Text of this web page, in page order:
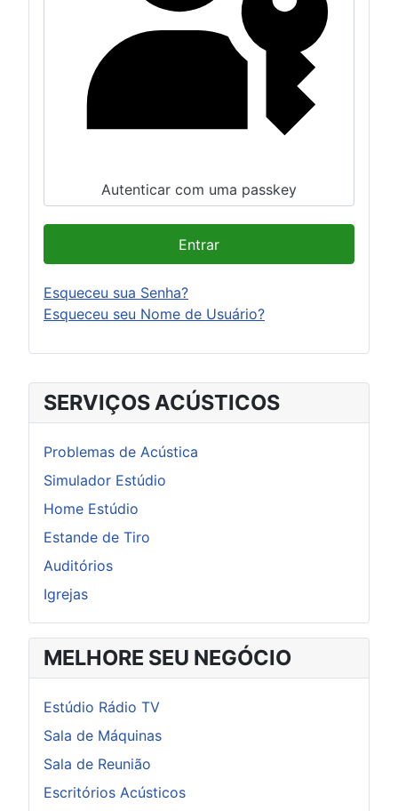
SERVIÇOS ACÚSTICOS
Problemas de Acústica
Simulador Estúdio
Home Estúdio
Estande de Tiro
Auditórios
Igrejas
MELHORE SEU NEGÓCIO
Estúdio Rádio TV
Sala de Máquinas
Sala de Reunião
Escritórios Acústicos
Autenticar com uma passkey
Entrar
Esqueceu sua Senha?
Esqueceu seu Nome de Usuário?